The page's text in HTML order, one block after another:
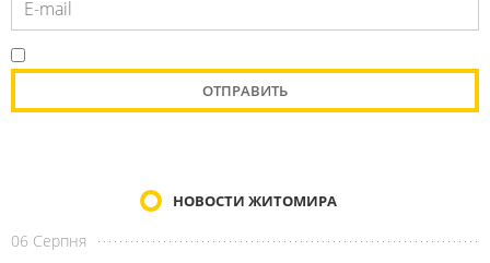
НОВОСТИ ЖИТОМИРА
06 Серпня